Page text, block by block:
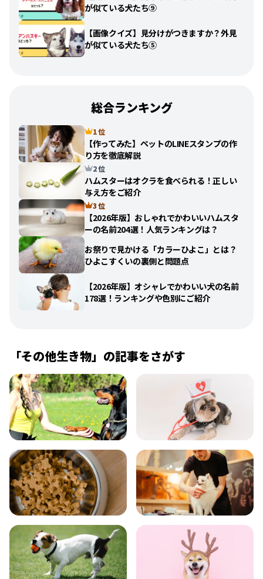
が似ている犬たち⑨
【画像クイズ】見分けがつきますか？外見
が似ている犬たち⑤
総合ランキング
1 位
【作ってみた】ペットのLINEスタンプの作
り方を徹底解説
2 位
ハムスターはオクラを食べられる！正しい
与え方をご紹介
3 位
【2026年版】おしゃれでかわいいハムスタ
ーの名前204選！人気ランキングは？
お祭りで見かける「カラーひよこ」とは？
ひよこすくいの裏側と問題点
【2026年版】オシャレでかわいい犬の名前
178選！ランキングや色別にご紹介
「その他生き物」の記事をさがす
飼い方 健康
食事 お手入れ